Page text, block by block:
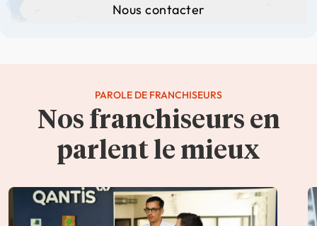
Nous contacter
PAROLE DE FRANCHISEURS
Nos franchiseurs en
parlent le mieux